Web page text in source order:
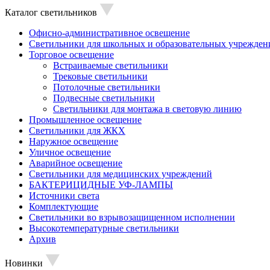
Каталог светильников
Офисно-административное освещение
Светильники для школьных и образовательных
Торговое освещение
Встраиваемые светильники
Трековые светильники
Потолочные светильники
Подвесные светильники
Светильники для монтажа в световую линию
Промышленное освещение
Светильники для ЖКХ
Наружное освещение
Уличное освещение
Аварийное освещение
Светильники для медицинских учреждений
БАКТЕРИЦИДНЫЕ УФ-ЛАМПЫ
Источники света
Комплектующие
Светильники во взрывозащищенном исполнении
Высокотемпературные светильники
Архив
Новинки